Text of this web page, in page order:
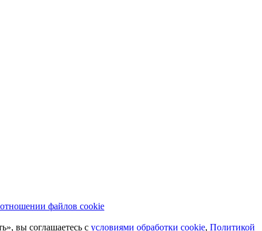
файлов cookie
вы соглашаетесь с условиями обработки cookie, Политикой